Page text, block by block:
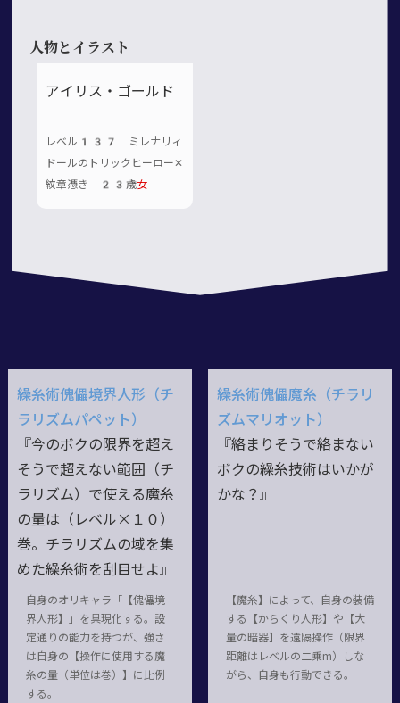
人物とイラスト
アイリス・ゴールド
レベル137 ミレナリィ
ドールのトリックヒーロー✕
紋章憑き 23歳女
繰糸術傀儡境界人形（チ
ラリズムパペット）
『今のボクの限界を超え
そうで超えない範囲（チ
ラリズム）で使える魔糸
の量は（レベル×１０）
巻。チラリズムの域を集
めた繰糸術を刮目せよ』
自身のオリキャラ「【傀儡境
界人形】」を具現化する。設
定通りの能力を持つが、強さ
は自身の【操作に使用する魔
糸の量（単位は巻）】に比例
する。
繰糸術傀儡魔糸（チラリ
ズムマリオット）
『絡まりそうで絡まない
ボクの繰糸技術はいかが
かな？』
【魔糸】によって、自身の装備
する【からくり人形】や【大
量の暗器】を遠隔操作（限界
距離はレベルの二乗m）しな
がら、自身も行動できる。